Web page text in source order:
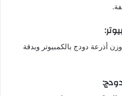
أذرعة دودج بالكمبيوتر وبدقة